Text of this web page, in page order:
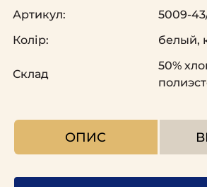
Артикул:
5009-
Колір:
белый,
Склад
50%
ОПИС